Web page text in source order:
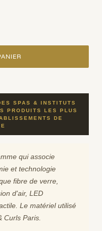
SPAS & INSTITUTS
PRODUITS LES PLUS
DE
qui associe
et technologie
fibre de verre,
d'air, LED
Le matériel utilisé
Curls Paris.